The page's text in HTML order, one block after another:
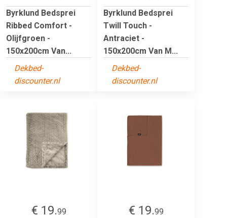
Byrklund Bedsprei
Ribbed Comfort -
Olijfgroen -
150x200cm Van...
Dekbed-
discounter.nl
Byrklund Bedsprei
Twill Touch -
Antraciet -
150x200cm Van M...
Dekbed-
discounter.nl
€ 19.99
€ 19.99